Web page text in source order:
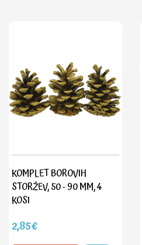
KOMPLET BOROVIH
STORŽEV, 50 - 90 MM, 4
KOSI
2,85€